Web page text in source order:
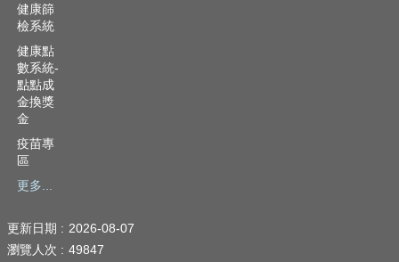
健康篩
檢系統
健康點
數系統-
點點成
金換獎
金
疫苗專
區
更多...
更新日期
2026-08-07
瀏覽人次
49847